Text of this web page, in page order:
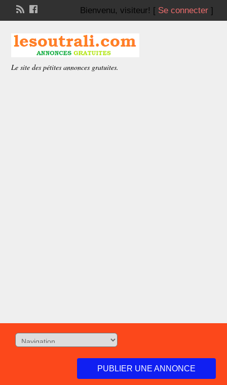
Bienvenu, visiteur! [ Se connecter]
Le site des pétites annonces gratuites.
PUBLIER UNE ANNONCE